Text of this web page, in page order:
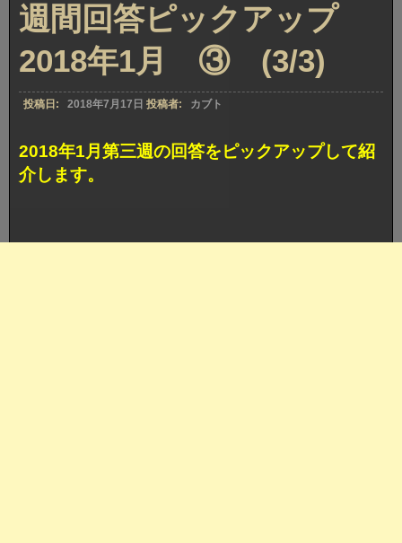
週間回答ピックアップ
2018年1月 ③ (3/3)
投稿日: 2018年7月17日 投稿者: カブト
2018年1月第三週の回答をピックアップして紹
介します。